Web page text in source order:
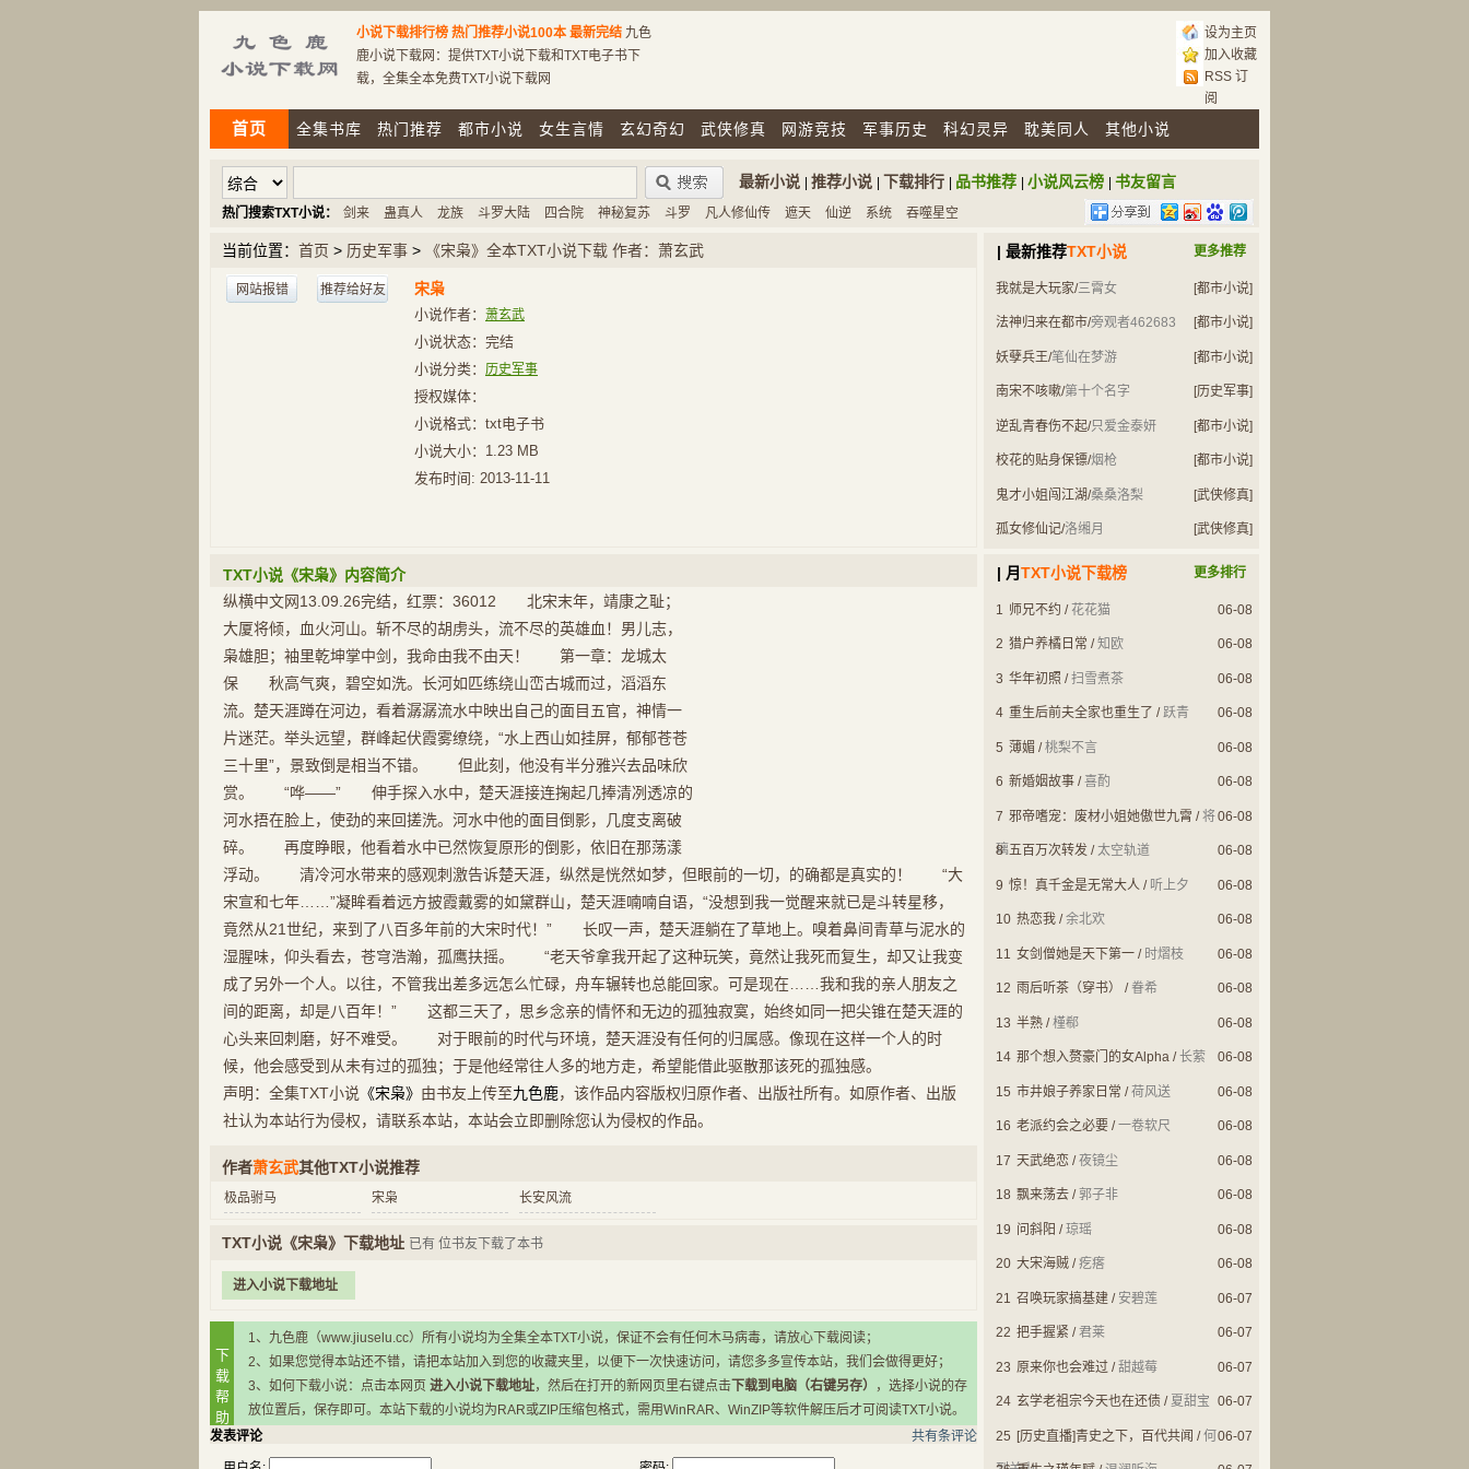
小说下载排行榜 热门推荐小说100本 最新完结 九色
鹿小说下载网：提供TXT小说下载和TXT电子书下
载，全集全本免费TXT小说下载网
设为主页
加入收藏
RSS 订
阅
首页 全集书库 热门推荐 都市小说 女生言情 玄幻奇幻 武侠修真 网游竞技 军事历史 科幻灵异 耽美同人 其他小说
最新小说 推荐小说 下载排行 品书推荐 小说风云榜 书友留言
热门搜索TXT小说： 剑来 蛊真人 龙族 斗罗大陆 四合院 神秘复苏 斗罗 凡人修仙传 遮天 仙逆 系统 吞噬星空
当前位置： 首页 > 历史军事 > 《宋枭》全本TXT小说下载 作者：萧玄武
网站报错 推荐给好友 宋枭
小说作者： 萧玄武
小说状态： 完结
小说分类： 历史军事
授权媒体：
小说格式：txt电子书
小说大小： 1.23 MB
发布时间: 2013-11-11
更多推荐
| 最新推荐TXT小说
[都市小说]
我就是大玩家/三霄女
[都市小说]
法神归来在都市/旁观者462683
[都市小说]
妖孽兵王/笔仙在梦游
[历史军事]
南宋不咳嗽/第十个名字
[都市小说]
逆乱青春伤不起/只爱金泰妍
[都市小说]
校花的贴身保镖/烟枪
[武侠修真]
鬼才小姐闯江湖/桑桑洛梨
[武侠修真]
孤女修仙记/洛缃月
TXT小说《宋枭》内容简介
纵横中文网13.09.26完结，红票：36012 北宋末年，靖康之耻；
大厦将倾，血火河山。斩不尽的胡虏头，流不尽的英雄血！男儿志，
枭雄胆；袖里乾坤掌中剑，我命由我不由天！ 第一章：龙城太
保 秋高气爽，碧空如洗。长河如匹练绕山峦古城而过，滔滔东
流。楚天涯蹲在河边，看着潺潺流水中映出自己的面目五官，神情一
片迷茫。举头远望，群峰起伏霞雾缭绕，“水上西山如挂屏，郁郁苍苍
三十里”，景致倒是相当不错。 但此刻，他没有半分雅兴去品味欣
赏。 “哗——” 伸手探入水中，楚天涯接连掬起几捧清冽透凉的
河水捂在脸上，使劲的来回搓洗。河水中他的面目倒影，几度支离破
碎。 再度睁眼，他看着水中已然恢复原形的倒影，依旧在那荡漾
浮动。 清冷河水带来的感观刺激告诉楚天涯，纵然是恍然如梦，但眼前的一切，的确都是真实的！ “大
宋宣和七年……”凝眸看着远方披霞戴雾的如黛群山，楚天涯喃喃自语，“没想到我一觉醒来就已是斗转星移，
竟然从21世纪，来到了八百多年前的大宋时代！” 长叹一声，楚天涯躺在了草地上。嗅着鼻间青草与泥水的
湿腥味，仰头看去，苍穹浩瀚，孤鹰扶摇。 “老天爷拿我开起了这种玩笑，竟然让我死而复生，却又让我变
成了另外一个人。以往，不管我出差多远怎么忙碌，舟车辗转也总能回家。可是现在……我和我的亲人朋友之
间的距离，却是八百年！” 这都三天了，思乡念亲的情怀和无边的孤独寂寞，始终如同一把尖锥在楚天涯的
心头来回刺磨，好不难受。 对于眼前的时代与环境，楚天涯没有任何的归属感。像现在这样一个人的时
候，他会感受到从未有过的孤独；于是他经常往人多的地方走，希望能借此驱散那该死的孤独感。
声明：全集TXT小说 《宋枭》 由书友上传至九色鹿，该作品内容版权归原作者、出版社所有。如原作者、出版
社认为本站行为侵权，请联系本站，本站会立即删除您认为侵权的作品。
作者萧玄武其他TXT小说推荐
极品驸马 宋枭 长安风流
TXT小说《宋枭》下载地址 已有 位书友下载了本书
进入小说下载地址
下
载
帮
助
1、九色鹿（www.jiuselu.cc）所有小说均为全集全本TXT小说，保证不会有任何木马病毒，请放心下载阅读；
2、如果您觉得本站还不错，请把本站加入到您的收藏夹里，以便下一次快速访问，请您多多宣传本站，我们会做得更好；
3、如何下载小说：点击本网页 进入小说下载地址，然后在打开的新网页里右键点击 下载到电脑（右键另存）
，选择小说的存
放位置后，保存即可。本站下载的小说均为RAR或ZIP压缩包格式，需用WinRAR、WinZIP等软件解压后才可阅读TXT小说。
发表评论
共有条评论
更多排行
| 月TXT小说下载榜
06-08
1 师兄不约 / 花花猫
06-08
2 猎户养橘日常 /知欧
06-08
3 华年初照 /扫雪煮茶
06-08
4 重生后前夫全家也重生了 /跃青
06-08
5 薄媚 /桃梨不言
06-08
6 新婚姻故事 /喜酌
06-08
7 邪帝嗜宠：废材小姐她傲世九霄 /将
璃 06-08
8 五百万次转发 /太空轨道
06-08
9 惊！真千金是无常大人 / 听上夕
06-08
10 热恋我 /余北欢
06-08
11 女剑僧她是天下第一 / 时熠枝
06-08
12 雨后听茶（穿书） / 眷希
06-08
13 半熟 /槿郗
06-08
14 那个想入赘豪门的女Alpha /长萦
06-08
15 市井娘子养家日常 /荷风送
06-08
16 老派约会之必要 /一卷软尺
06-08
17 天武绝恋 /夜镜尘
06-08
18 飘来荡去 /郭子非
06-08
19 问斜阳 /琼瑶
06-08
20 大宋海贼 /疙瘩
06-07
21 召唤玩家搞基建 / 安碧莲
06-07
22 把手握紧 /君莱
06-07
23 原来你也会难过 /甜越莓
06-07
24 玄学老祖宗今天也在还债 / 夏甜宝
06-07
25 [历史直播]青史之下，百代共闻 /何